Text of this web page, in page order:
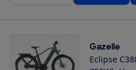
Gazelle
Eclipse